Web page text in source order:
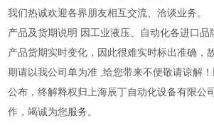
我们热诚欢迎各界朋友相互交流、洽谈业务。
产品及货期说明 因工业液压、自动化各进口品
产品货期实时变化，因此很难实时标出准确，
期请以我公司单为准 ,给您带来不便敬请谅解
公布，终解释权归上海辰丁自动化设备有限公
作，竭诚为您服务。